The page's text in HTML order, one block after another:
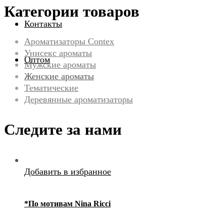
Контакты
Оптом
Категории товаров
Ароматизаторы Contex
Унисекс ароматы
Мужские ароматы
Женские ароматы
Тематические
Деревянные ароматизаторы
Следите за нами
Добавить в избранное
*По мотивам Nina Ricci